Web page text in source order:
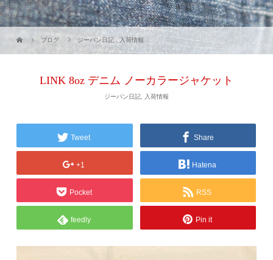
ブログ ジーパン日記 ,入荷情報
LINK 8oz デニム ノーカラージャケット
ジーパン日記 入荷情報
Tweet Share
+1 Hatena
Pocket RSS
feedly Pin it